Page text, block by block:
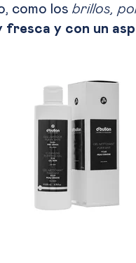
como los brillos,
fresca y con un